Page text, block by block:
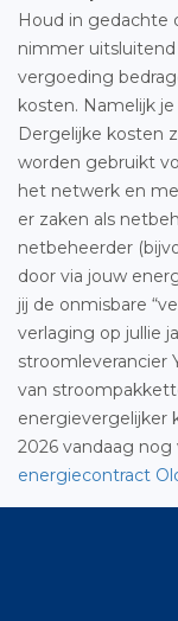
Houd in gedachte
nimmer
vergoeding
kosten. Namelijk
Dergelijke kosten
worden gebruikt
het netwerk en
er zaken als
netbeheerder
door via jouw
jij de onmisbare
verlaging op jullie
stroomleverancier
van
energievergelijker
2026 vandaag
energiecontract